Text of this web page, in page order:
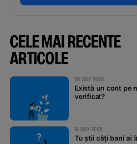
Podcast
The MacRO Zone
Pentru antreprenori
Banking, pe relaxare
CELE MAI RECENTE
ARTICOLE
28 JULY 2026
Există un cont pe
verificat?
14 JULY 2026
Tu știi câți bani ai